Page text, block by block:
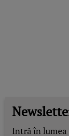
Intră în lumea